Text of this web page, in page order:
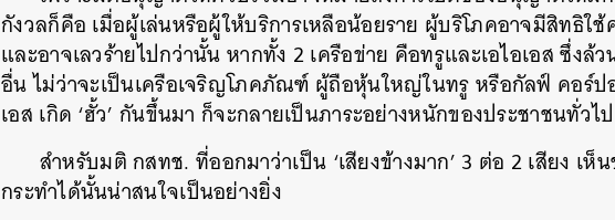
กังวลก็คือ เมื่อผู้เล่นหรือผู้ให้บริการเหลือน้อยราย ผู้บริโภคอาจมีสิทธิใ
และอาจเลวร้ายไปกว่านั้น หากทั้ง 2 เครือข่าย คือทรูและเอไอเอส ซึ่งล้ว
อื่น ไม่ว่าจะเป็นเครือเจริญโภคภัณฑ์ ผู้ถือหุ้นใหญ่ในทรู หรือกัลฟ์ คอร์ป
เอส เกิด ‘ฮั้ว’ กันขึ้นมา ก็จะกลายเป็นภาระอย่างหนักของประชาชนทั่ว
สำหรับมติ กสทช. ที่ออกมาว่าเป็น ‘เสียงข้างมาก’ 3 ต่อ 2 เสียง เ
กระทำได้นั้นน่าสนใจเป็นอย่างยิ่ง